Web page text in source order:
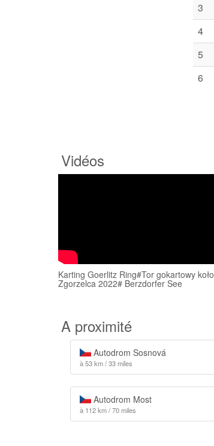
3
4
5
6
Vidéos
Karting Goerlitz Ring#Tor gokartowy koło
Zgorzelca 2022# Berzdorfer See
A proximité
Autodrom Sosnová
à 53 km / 33 miles
Autodrom Most
à 112 km / 70 miles